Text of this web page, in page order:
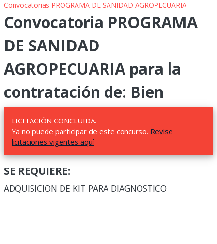
Convocatorias PROGRAMA DE SANIDAD AGROPECUARIA
Convocatoria PROGRAMA
DE SANIDAD
AGROPECUARIA para la
contratación de: Bien
LICITACIÓN CONCLUIDA.
Ya no puede participar de este concurso. Revise
licitaciones vigentes aquí
SE REQUIERE:
ADQUISICION DE KIT PARA DIAGNOSTICO